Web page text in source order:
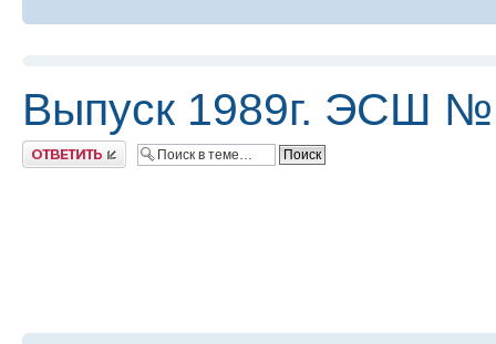
Выпуск 1989г. ЭСШ
Ответить